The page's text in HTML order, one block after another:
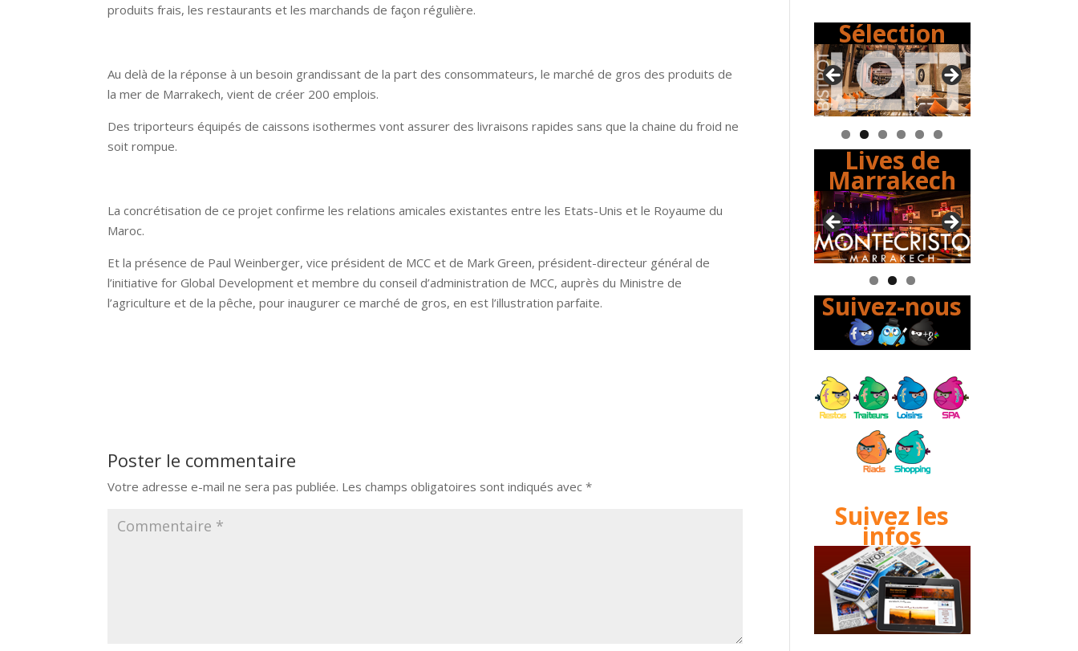
produits frais, les restaurants et les marchands de façon régulière.
Au delà de la réponse à un besoin grandissant de la part des consommateurs, le marché de gros des produits de
la mer de Marrakech, vient de créer 200 emplois.
Des triporteurs équipés de caissons isothermes vont assurer des livraisons rapides sans que la chaine du froid ne
soit rompue.
La concrétisation de ce projet confirme les relations amicales existantes entre les Etats-Unis et le Royaume du
Maroc.
Et la présence de Paul Weinberger, vice président de MCC et de Mark Green, président-directeur général de
l’initiative for Global Development et membre du conseil d’administration de MCC, auprès du Ministre de
l’agriculture et de la pêche, pour inaugurer ce marché de gros, en est l’illustration parfaite.
Poster le commentaire
Votre adresse e-mail ne sera pas publiée. Les champs obligatoires sont indiqués avec*
Sélection
Lives de
Marrakech
Suivez-nous
Suivez les
infos